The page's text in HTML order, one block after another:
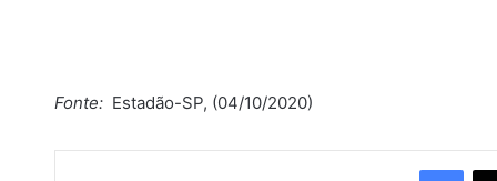
Fonte: Estadão-SP, (04/10/2020)
Facebook